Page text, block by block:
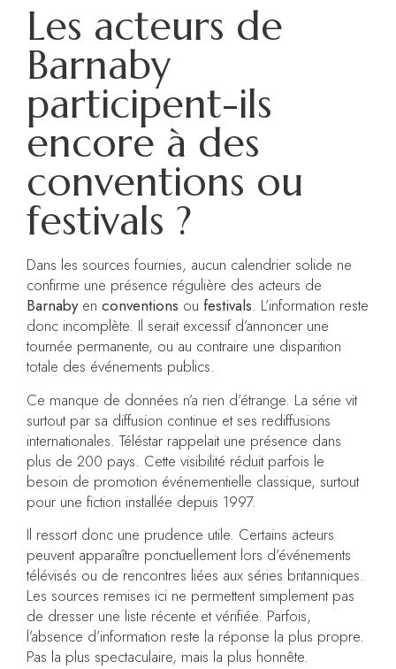
Les acteurs de
Barnaby
participent-ils
encore à des
conventions ou
festivals ?
Dans les sources fournies, aucun calendrier solide ne
confirme une présence régulière des acteurs de
Barnabyen conventions ou festivals. L’information reste
donc incomplète. Il serait excessif d’annoncer une
tournée permanente, ou au contraire une disparition
totale des événements publics.
Ce manque de données n’a rien d’étrange. La série vit
surtout par sa diffusion continue et ses rediffusions
internationales. Téléstar rappelait une présence dans
plus de 200 pays. Cette visibilité réduit parfois le
besoin de promotion événementielle classique, surtout
pour une fiction installée depuis 1997.
Il ressort donc une prudence utile. Certains acteurs
peuvent apparaître ponctuellement lors d’événements
télévisés ou de rencontres liées aux séries britanniques.
Les sources remises ici ne permettent simplement pas
de dresser une liste récente et vérifiée. Parfois,
l’absence d’information reste la réponse la plus propre.
Pas la plus spectaculaire, mais la plus honnête.